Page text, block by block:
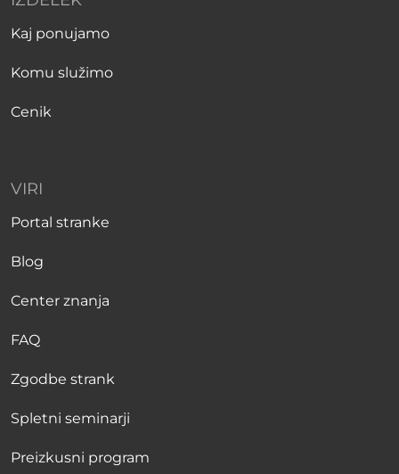
Kaj ponujamo
Komu služimo
Cenik
VIRI
Portal stranke
Blog
Center znanja
FAQ
Zgodbe strank
Spletni seminarji
Preizkusni program